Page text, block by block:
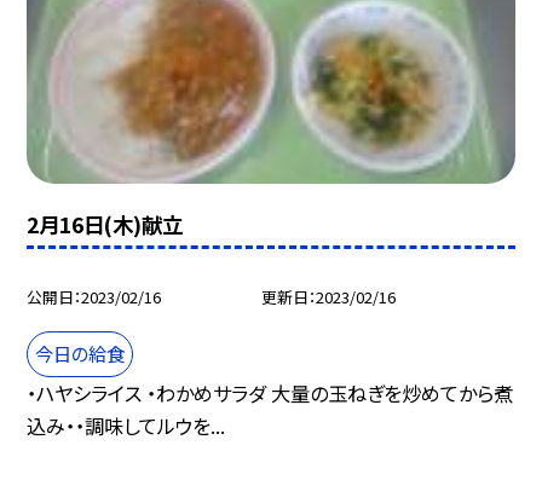
2月16日(木)献立
公開日 2023/02/16 更新日 2023/02/16
今日の給食
・ハヤシライス ・わかめサラダ 大量の玉ねぎを炒めてから煮
込み・・調味してルウを...